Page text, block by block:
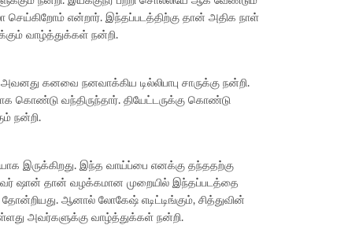
செய்கிறோம் என்றார். இந்தப்படத்திற்கு தான் அதிக நாள்
வாழ்த்துக்கள் நன்றி.
கனவை நனவாக்கிய டில்லிபாபு சாருக்கு நன்றி.
கொண்டு வந்திருந்தார். தியேட்டருக்கு கொண்டு
நன்றி.
இருக்கிறது. இந்த வாய்ப்பை எனக்கு தந்ததற்கு
ஷான் தான் வழக்கமான முறையில் இந்தப்படத்தை
ஆனால் லோகேஷ் எடிட்டிங்கும், சித்துவின்
அவர்களுக்கு வாழ்த்துக்கள் நன்றி.